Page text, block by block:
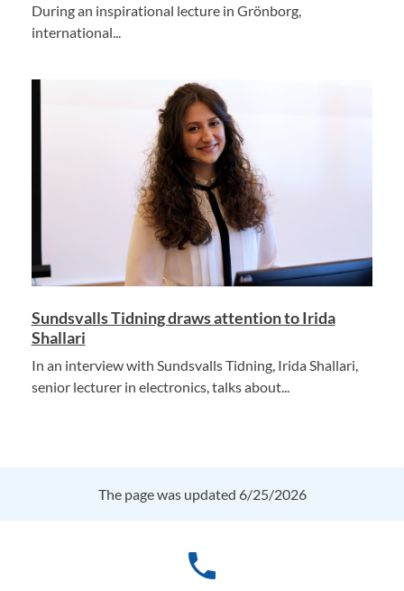
During an inspirational lecture in Grönborg,
international...
Sundsvalls Tidning draws attention to Irida
Shallari
In an interview with Sundsvalls Tidning, Irida Shallari,
senior lecturer in electronics, talks about...
The page was updated 6/25/2026
phone